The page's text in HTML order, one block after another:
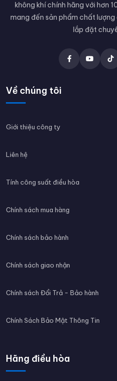
không khí chính hãng với hơn
mang đến sản phẩm chất
lắp đặt
Về chúng tôi
Giới thiệu công ty
Liên hệ
Tính công suất điều hòa
Chính sách mua hàng
Chính sách bảo hành
Chính sách giao nhận
Chính sách Đổi Trả - Bảo hành
Chính Sách Bảo Mật Thông Tin
Hãng điều hòa